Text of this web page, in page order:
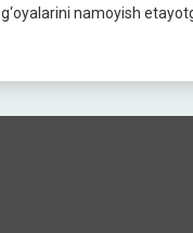
g‘oyalarini namoyish